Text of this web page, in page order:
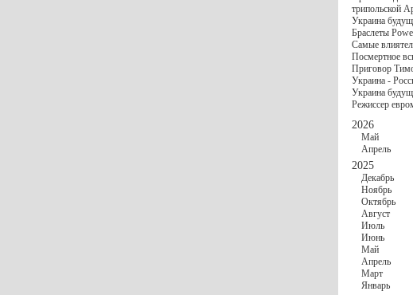
27 Ноября
Турции
17 Ноября
шестилетнего
16 Ноября
13 Ноября
10 Ноября
10 Ноября
особом статусе
03 Ноября
трипольской
Украина
Браслеты
Самые
Посмертное
Приговор
Украина -
Украина
Режиссер
2026
Май
Апрель
2025
Декабрь
Ноябрь
Октябрь
Август
Июль
Июнь
Май
Апрель
Март
Январь